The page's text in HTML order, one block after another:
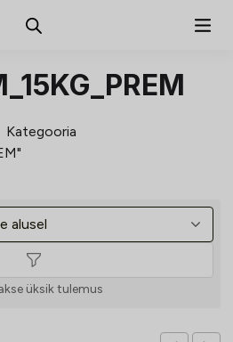
Kategooria
üksik tulemus